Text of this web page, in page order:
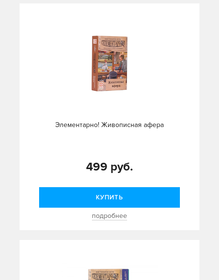
Элементарно! Живописная афера
499 руб.
КУПИТЬ
подробнее